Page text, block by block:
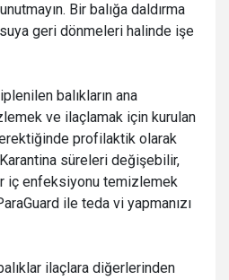
Bir balığa daldırma
geri dönmeleri halinde işe
balıkların ana
ve ilaçlamak için kurulan
profilaktik olarak
süreleri değişebilir,
iç enfeksiyonu temizlemek
ile teda vi yapmanızı
ilaçlara diğerlerinden